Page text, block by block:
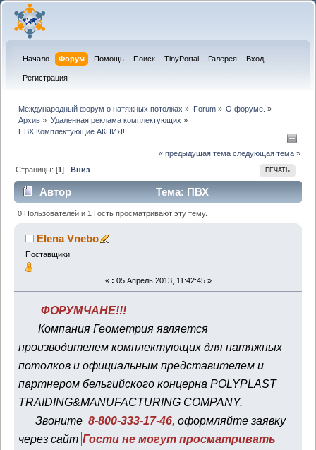
Начало Форум Помощь Поиск TinyPortal Галерея Вход
Регистрация
Международный форум о натяжных потолках » Forum» О форуме. »
Архив » Удаленная реклама комплектующих »
ПВХ Комплектующие АКЦИЯ!!!
« предыдущая тема следующая тема »
ПЕЧАТЬ
Страницы: [1]Вниз
Автор
Тема: ПВХ
Комплектующие АКЦИЯ!!! (Прочитано 6401 раз)
0 Пользователей и 1 Гость просматривают эту тему.
Elena Vnebo
Поставщики
« : 05 Апрель 2013, 11:42:45 »
ФОРУМЧАНЕ!!!
Компания Геометрия является
производителем комплектующих для натяжных
потолков и официальным представителем и
партнером бельгийского концерна POLYPLAST
TRAIDING&MANUFACTURING COMPANY.
Звоните 8-800-333-17-46,оформляйте заявку
через сайт Гости не могут просматривать